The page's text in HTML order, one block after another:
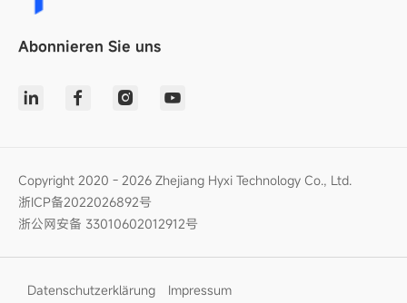
Abonnieren Sie uns
Copyright 2020 - 2026 Zhejiang Hyxi Technology Co., Ltd.
浙ICP备2022026892号
浙公网安备 33010602012912号
Datenschutzerklärung Impressum